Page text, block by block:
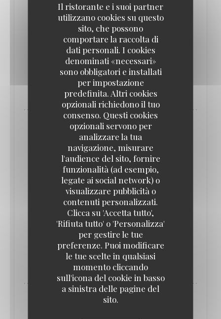
Il ristorante e i suoi partner
utilizzano cookies su questo
sito, che possono
comportare la raccolta di
dati personali. I cookies
denominati «necessari»
sono obbligatori e installati
per impostazione
predefinita. Altri cookies
opzionali richiedono il tuo
consenso. Questi cookies
opzionali servono per
analizzare la tua
navigazione, misurare
l'audience del sito, fornire
funzionalità (ad esempio,
legate ai social network) o
visualizzare pubblicità o
contenuti personalizzati.
Clicca su 'Accetta tutto',
'Rifiuta tutto' o 'Personalizza'
per gestire le tue
preferenze. Puoi modificare
le tue scelte in qualsiasi
momento cliccando
sull'icona del cookie in basso
a sinistra delle pagine del
sito.
IL 29/09/2022 DA 19H00 A 23H00
DÎNER-SPECTACLE LE 29 SEPTEMBRE 2022
PAR LA TROUPE MIXITY
IL 23/06/2022 DA 19H00 A 23H30
DÎNER-SPECTACLE LE 23 JUIN PAR LA
TROUPE MIXITY